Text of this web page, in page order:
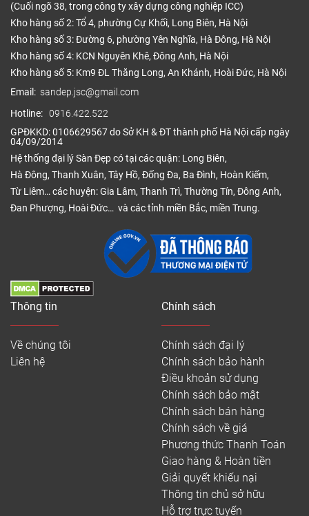
(Cuối ngõ 38, trong công ty xây dựng công nghiệp ICC)
Kho hàng số 2: Tổ 4, phường Cự Khối, Long Biên, Hà Nội
Kho hàng số 3: Đường 6, phường Yên Nghĩa, Hà Đông, Hà Nội
Kho hàng số 4: KCN Nguyên Khê, Đông Anh, Hà Nội
Kho hàng số 5: Km9 ĐL Thăng Long, An Khánh, Hoài Đức, Hà Nội
Email: sandep.jsc@gmail.com
Hotline: 0916.422.522
GPĐKKD: 0106629567 do Sở KH & ĐT thành phố Hà Nội cấp ngày
04/09/2014
Hệ thống đại lý Sàn Đẹp có tại các quận: Long Biên,
Hà Đông, Thanh Xuân, Tây Hồ, Đống Đa, Ba Đình, Hoàn Kiếm,
Từ Liêm… các huyện: Gia Lâm, Thanh Trì, Thường Tín, Đông Anh,
Đan Phượng, Hoài Đức… và các tỉnh miền Bắc, miền Trung.
Thông tin
Về chúng tôi
Liên hệ
Chính sách
Chính sách đại lý
Chính sách bảo hành
Điều khoản sử dụng
Chính sách bảo mật
Chính sách bán hàng
Chính sách về giá
Phương thức Thanh Toán
Giao hàng & Hoàn tiền
Giải quyết khiếu nại
Thông tin chủ sở hữu
Hỗ trợ trực tuyến